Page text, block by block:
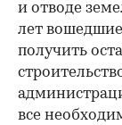
и отводе
лет
получить
все